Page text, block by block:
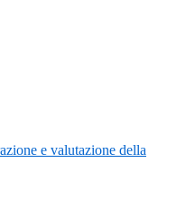
e valutazione della